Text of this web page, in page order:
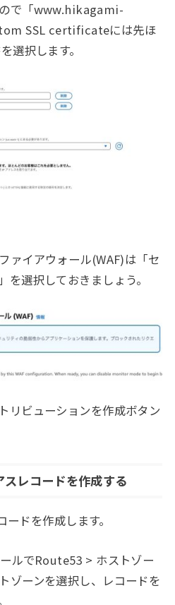
で「www.hikagami-
SSL certificateには先ほ
選択します。
ァイアウォール(WAF)は「セ
を選択しておきましょう。
リビューションを作成ボタン
レコードを作成する
ドを作成します。
ルでRoute53 > ホストゾー
ゾーンを選択し、レコードを